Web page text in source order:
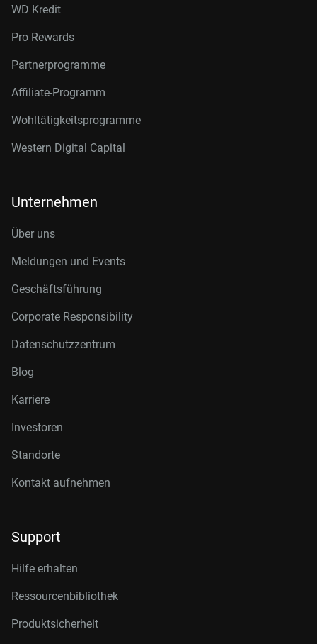
WD Kredit
Pro Rewards
Partnerprogramme
Affiliate-Programm
Wohltätigkeitsprogramme
Western Digital Capital
Unternehmen
Über uns
Meldungen und Events
Geschäftsführung
Corporate Responsibility
Datenschutzzentrum
Blog
Karriere
Investoren
Standorte
Kontakt aufnehmen
Support
Hilfe erhalten
Ressourcenbibliothek
Produktsicherheit